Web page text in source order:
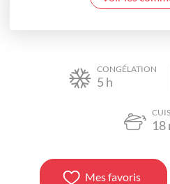
CONGÉLATION
5 h
18
Mes favoris